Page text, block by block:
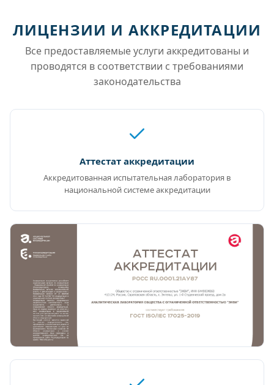
ЛИЦЕНЗИИ И АККРЕДИТАЦИИ
Все предоставляемые услуги аккредитованы и
проводятся в соответствии с требованиями
законодательства
Аттестат аккредитации
Аккредитованная испытательная лаборатория в
национальной системе аккредитации